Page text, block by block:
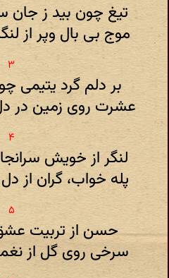
تیغ چون بید ز جان
موج بی بال وپر از
بر دلم گرد یتیمی
عشرت روی زمین در
لنگر از خویش
پله خواب، گران
حسن از تربیت
سرخی روی گل از